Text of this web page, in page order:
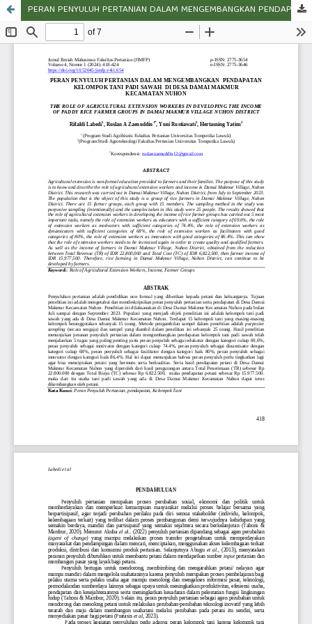
PERAN PENYULUH PERTANIAN DALAM MENGEMBANGKAN PENDAPATAN KELOMPOK TANI PADI SAWAH DI DESA DAMAI MAKMUR KECAMATAN NUHON